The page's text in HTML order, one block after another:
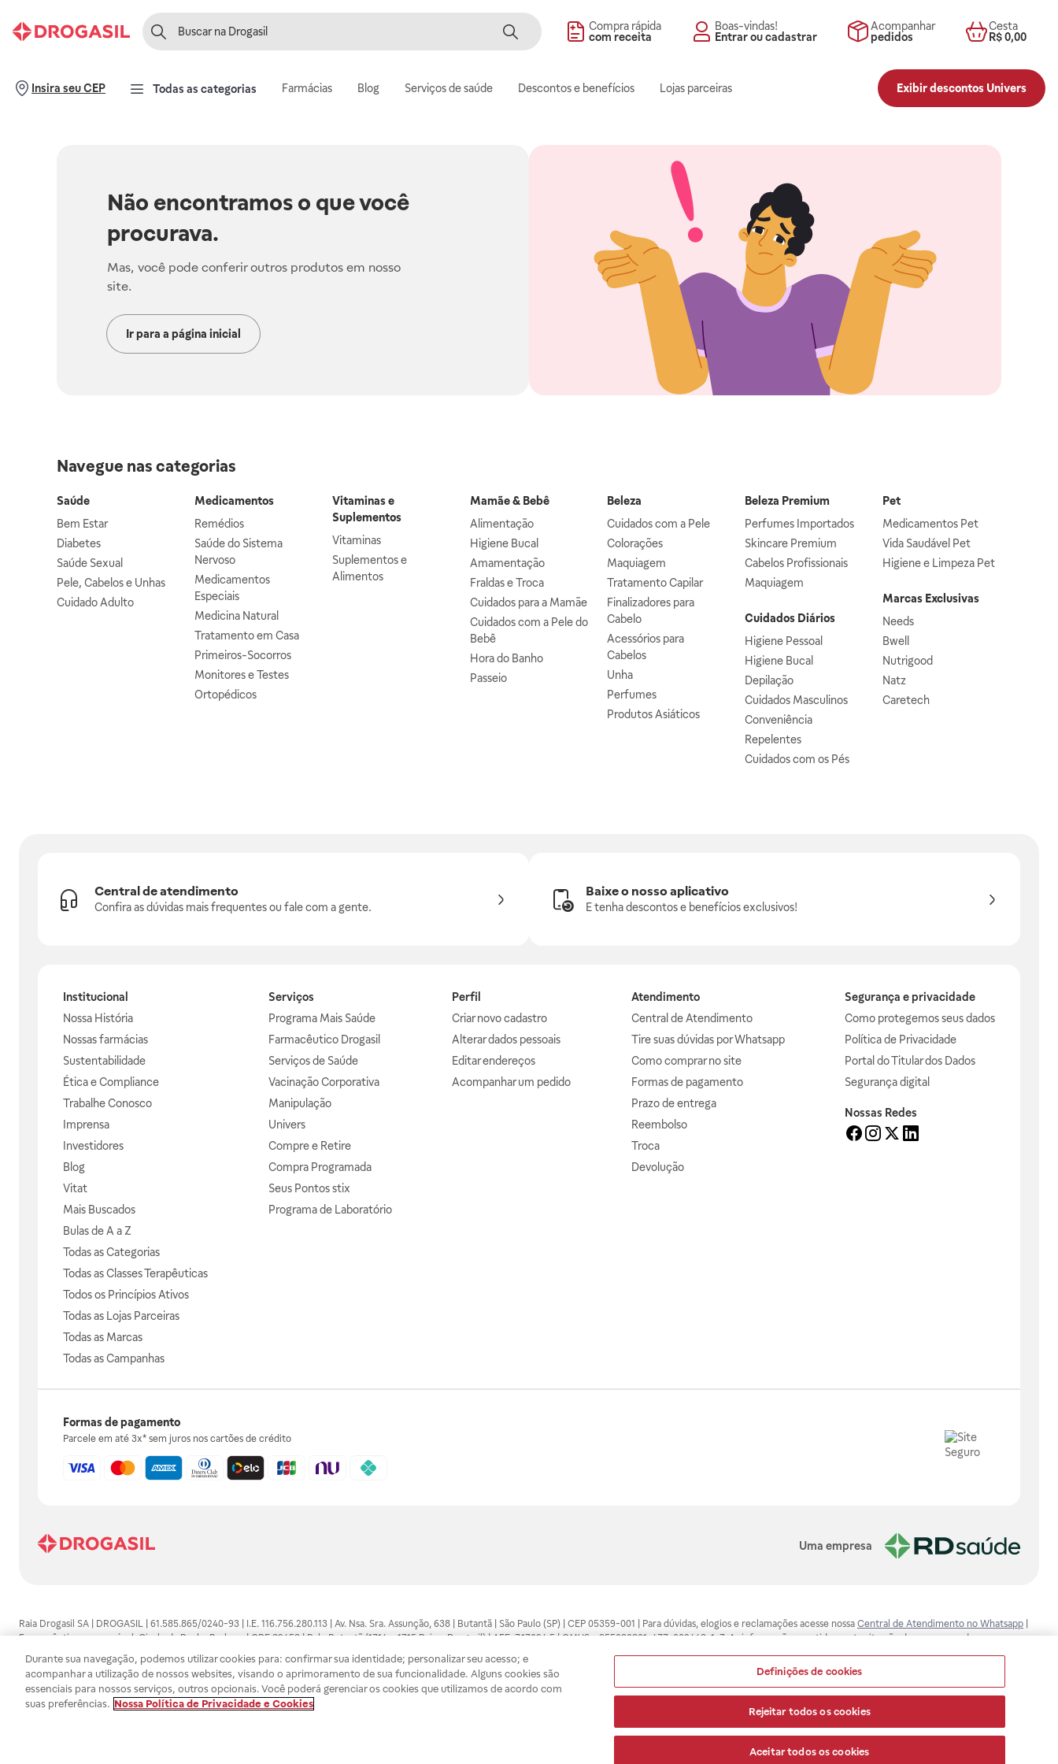
Compra rápida
com receita
Boas-vindas!
Entrar ou cadastrar
Acompanhar
pedidos
Cesta
R$ 0,00
Insira seu CEP Todas as categorias Farmácias Blog Serviços de saúde Descontos e benefícios Lojas parceiras Exibir descontos Univers
Não encontramos o que você
procurava.
Mas, você pode conferir outros produtos em nosso
site.
Ir para a página inicial
Navegue nas categorias
Saúde
Bem Estar
Diabetes
Saúde Sexual
Pele, Cabelos e Unhas
Cuidado Adulto
Medicamentos
Remédios
Saúde do Sistema
Nervoso
Medicamentos
Especiais
Medicina Natural
Tratamento em Casa
Primeiros-Socorros
Monitores e Testes
Ortopédicos
Vitaminas e
Suplementos
Vitaminas
Suplementos e
Alimentos
Mamãe & Bebê
Alimentação
Higiene Bucal
Amamentação
Fraldas e Troca
Cuidados para a Mamãe
Cuidados com a Pele do
Bebê
Hora do Banho
Passeio
Beleza
Cuidados com a Pele
Colorações
Maquiagem
Tratamento Capilar
Finalizadores para
Cabelo
Acessórios para
Cabelos
Unha
Perfumes
Produtos Asiáticos
Beleza Premium
Perfumes Importados
Skincare Premium
Cabelos Profissionais
Maquiagem
Cuidados Diários
Higiene Pessoal
Higiene Bucal
Depilação
Cuidados Masculinos
Conveniência
Repelentes
Cuidados com os Pés
Pet
Medicamentos Pet
Vida Saudável Pet
Higiene e Limpeza Pet
Marcas Exclusivas
Needs
Bwell
Nutrigood
Natz
Caretech
Central de atendimento
Confira as dúvidas mais frequentes ou fale com a gente.
Baixe o nosso aplicativo
E tenha descontos e benefícios exclusivos!
Institucional
Nossa História
Nossas farmácias
Sustentabilidade
Ética e Compliance
Trabalhe Conosco
Imprensa
Investidores
Blog
Vitat
Mais Buscados
Bulas de A a Z
Todas as Categorias
Todas as Classes Terapêuticas
Todos os Princípios Ativos
Todas as Lojas Parceiras
Todas as Marcas
Todas as Campanhas
Serviços
Programa Mais Saúde
Farmacêutico Drogasil
Serviços de Saúde
Vacinação Corporativa
Manipulação
Univers
Compre e Retire
Compra Programada
Seus Pontos stix
Programa de Laboratório
Perfil
Criar novo cadastro
Alterar dados pessoais
Editar endereços
Acompanhar um pedido
Atendimento
Central de Atendimento
Tire suas dúvidas por Whatsapp
Como comprar no site
Formas de pagamento
Prazo de entrega
Reembolso
Troca
Devolução
Segurança e privacidade
Como protegemos seus dados
Política de Privacidade
Portal do Titular dos Dados
Segurança digital
Nossas Redes
Formas de pagamento
Parcele em até 3x* sem juros nos cartões de crédito
Uma empresa
Raia Drogasil SA | DROGASIL | 61.585.865/0240-93 | I.E. 116.756.280.113 | Av. Nsa. Sra. Assunção, 638 | Butantã | São Paulo (SP) | CEP 05359-001 | Para dúvidas, elogios e reclamações acesse nossa Central de Atendimento no Whatsapp
Farmacêutico responsável: Gisele da Penha Barbosa | CRF 89453 | Polo Butantã (1714 e 1715 Raia e Drogasil) | AFE: 7.17094.5 | CMVS - 355030801-477-002443-1-7. As informações contidas neste site não devem ser usadas para
automedicação e não substituem, em hipótese alguma, as orientações dadas pelo profissional da área médica. Somente o médico está apto a diagnosticar qualquer problema de saúde e prescrever o tratamento adequado. Ao
persistirem os sintomas, um médico deverá ser consultado. Os preços e promoções divulgados no site são válidos apenas para compras feitas pela internet. Maiores esclarecimentos, consultar o site: www.anvisa.gov.br. A Raia Drogasil
SA trabalha com as tecnologias mais avançadas de proteção de dados, para que você possa realizar suas compras com tranquilidade. A privacidade e a segurança dos clientes são compromissos da Raia Drogasil SA. Todos os pedidos
efetuados estão sujeitos à confirmação da disponibilidade de produto em nosso estoque.
Durante sua navegação, podemos utilizar cookies para: confirmar sua identidade; personalizar seu acesso; e
acompanhar a utilização de nossos websites, visando o aprimoramento de sua funcionalidade. Alguns cookies são
essenciais para nossos serviços, outros opcionais. Você poderá gerenciar os cookies que utilizamos de acordo com
suas preferências. Nossa Política de Privacidade e Cookies
Definições de cookies
Rejeitar todos os cookies
Aceitar todos os cookies